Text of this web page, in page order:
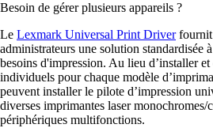
Besoin de gérer plusieurs appareils ?
Le Lexmark Universal Print Driverfournit
administrateurs une solution standardisée
besoins d'impression. Au lieu d’installer
individuels pour chaque modèle
peuvent installer le pilote d’impression
diverses imprimantes laser monochromes/
périphériques multifonctions.